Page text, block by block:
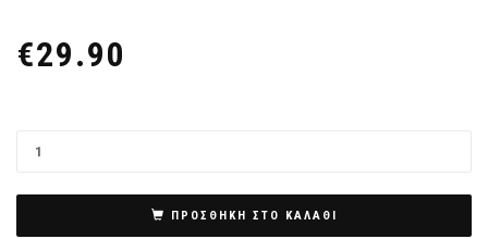
€29.90
ΠΡΟΣΘΉΚΗ ΣΤΟ ΚΑΛΆΘΙ